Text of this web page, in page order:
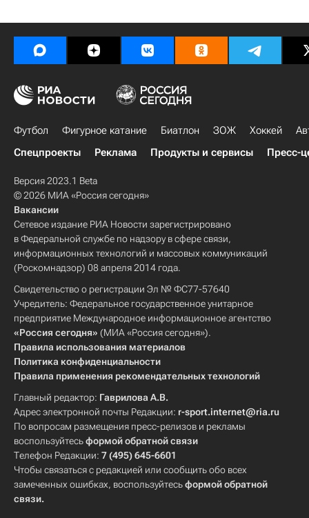
Футбол Фигурное катание Биатлон ЗОЖ Хоккей
Спецпроекты
Реклама Продукты и сервисы Пресс-
Версия 2023.1 Beta
© 2026 МИА «Россия сегодня»
Вакансии
Сетевое издание РИА Новости зарегистрировано
в Федеральной службе по надзору в сфере связи,
информационных технологий и массовых коммуникаций
(Роскомнадзор) 08 апреля 2014 года.
Свидетельство о регистрации Эл № ФС77-57640
Учредитель: Федеральное государственное унитарное
предприятие Международное информационное агентство
«Россия сегодня» (МИА «Россия сегодня»).
Правила использования материалов
Политика конфиденциальности
Правила применения рекомендательных технологий
Главный редактор: Гаврилова А.В.
Адрес электронной почты Редакции: r-sport.internet@ria.ru
По вопросам размещения пресс-релизов и рекламы
воспользуйтесьформой обратной связи
Телефон Редакции: 7 (495) 645-6601
Чтобы связаться с редакцией или сообщить обо всех
замеченных ошибках, воспользуйтесьформой обратной
связи.